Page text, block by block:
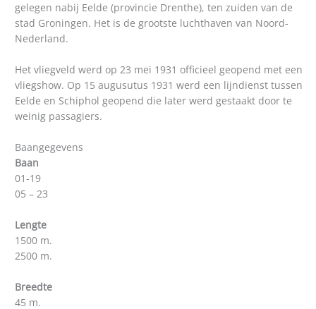
gelegen nabij Eelde (provincie Drenthe), ten zuiden van de
stad Groningen. Het is de grootste luchthaven van Noord-
Nederland.
Het vliegveld werd op 23 mei 1931 officieel geopend met een
vliegshow. Op 15 augusutus 1931 werd een lijndienst tussen
Eelde en Schiphol geopend die later werd gestaakt door te
weinig passagiers.
Baangegevens
Baan
01-19
05 – 23
Lengte
1500 m.
2500 m.
Breedte
45 m.